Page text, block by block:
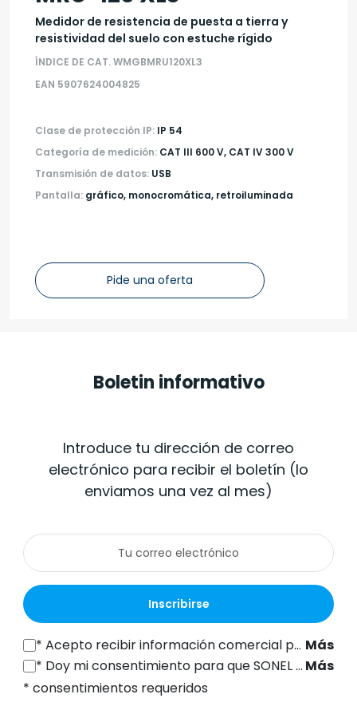
Medidor de resistencia de puesta a tierra y
resistividad del suelo con estuche rígido
ÍNDICE DE CAT. WMGBMRU120XL3
EAN 5907624004825
Clase de protección IP: IP 54
Categoría de medición: CAT III 600 V, CAT IV 300 V
Transmisión de datos: USB
Pantalla: gráfico, monocromática, retroiluminada
Pide una oferta
Boletin informativo
Introduce tu dirección de correo
electrónico para recibir el boletín (lo
enviamos una vez al mes)
Inscribirse
*Acepto recibir información comercial por vía electrónica (a la dirección de correo electrónico indicada) de SONEL S.A., con sede en ul. Wokulskiego 11, 58-100 Świdnica, con fines de marketing, de conformidad con el artículo 398 de la Ley de 12 de julio de 2024 sobre el Derecho de las Comunicaciones Electrónicas.
Más
* Doy mi consentimiento para que SONEL S.A., con sede en ul. Wokulskiego 11, 58-100 Świdnica, procese mis datos personales (dirección de correo electrónico) con el fin de enviarme un boletín informativo con información comercial y de marketing, de conformidad con el artículo 6, apartado 1, letra a), del Reglamento General de Protección de Datos (RGPD). Más
* consentimientos requeridos